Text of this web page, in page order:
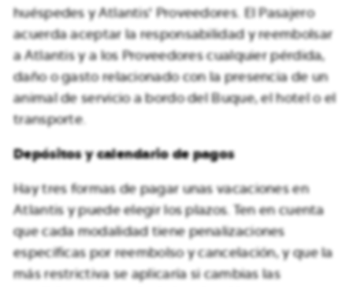
huéspedes y Atlantis' Proveedores. El Pasajero
acuerda aceptar la responsabilidad y reembolsar
a Atlantis y a los Proveedores cualquier pérdida,
daño o gasto relacionado con la presencia de un
animal de servicio a bordo del Buque, el hotel o el
transporte.
Depósitos y calendario de pagos
Hay tres formas de pagar unas vacaciones en
Atlantis y puede elegir los plazos. Ten en cuenta
que cada modalidad tiene penalizaciones
específicas por reembolso y cancelación, y que la
más restrictiva se aplicaría si cambias las